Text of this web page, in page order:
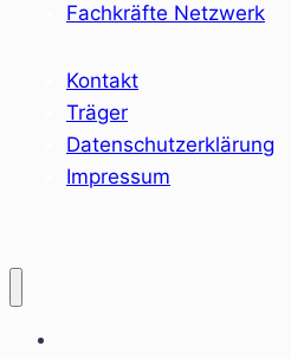
Fachkräfte Netzwerk
Kontakt
Träger
Datenschutzerklärung
Impressum